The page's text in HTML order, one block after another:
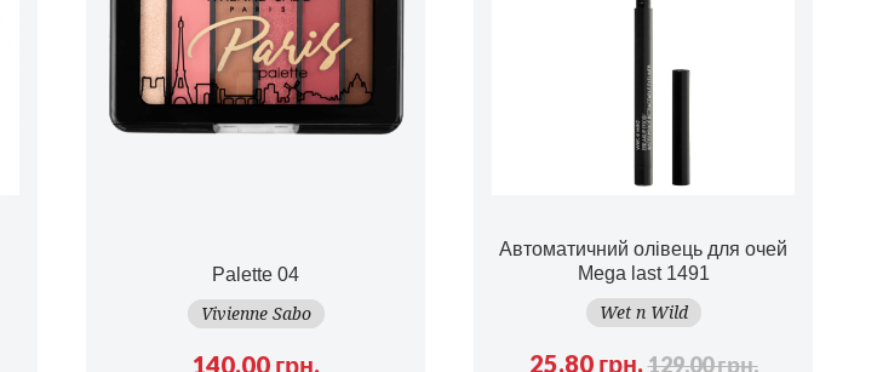
Palette 04
Vivienne Sabo
140.00 грн.
Автоматичний олівець для очей
Mega last 1491
Wet n Wild
25.80 грн.129.00 грн.